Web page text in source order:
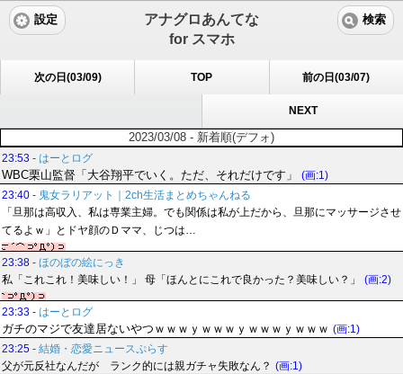
アナグロあんてな
for スマホ
設定 検索
次の日(03/09) TOP 前の日(03/07)
NEXT
2023/03/08 - 新着順(デフォ)
23:53 - はーとログ
WBC栗山監督「大谷翔平でいく。ただ、それだけです」
(画:1)
23:40 - 鬼女ラリアット｜2ch生活まとめちゃんねる
「旦那は高収入、私は専業主婦。でも関係は私が上だから、旦那にマッサージさせ
てるよｗ」とドヤ顔のＤママ、じつは…
23:38 - ほのぼの絵にっき
私「これこれ！美味しい！」 母「ほんとにこれで良かった？美味しい？」
(画:2)
23:33 - はーとログ
ガチのマジで友達居ないやつｗｗｗｙｗｗｗｙｗｗｗｙｗｗｗ (画:1)
23:25 - 結婚・恋愛ニュースぷらす
父が元反社なんだが ランク的には親ガチャ失敗なん？ (画:1)